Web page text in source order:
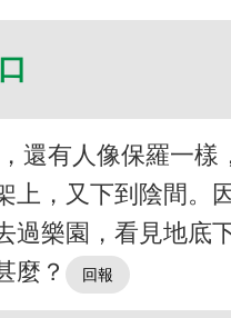
還有人像保羅一
，又下到陰間。
樂園，看見地底
麼？